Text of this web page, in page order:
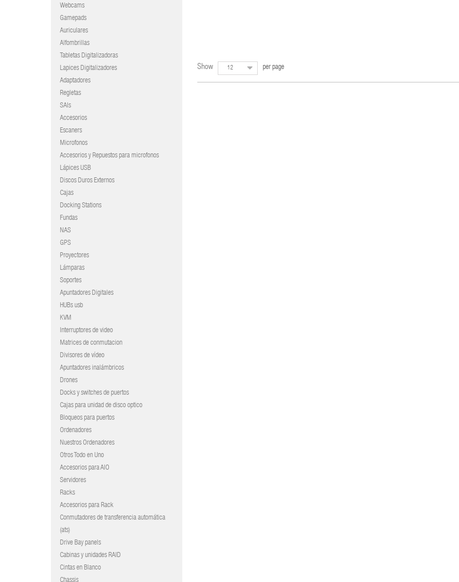
Webcams
Gamepads
Auriculares
Alfombrillas
Tabletas Digitalizadoras
Lapices Digitalizadores
Adaptadores
Regletas
SAIs
Accesorios
Escaners
Microfonos
Accesorios y Repuestos para microfonos
Lápices USB
Discos Duros Externos
Cajas
Docking Stations
Fundas
NAS
GPS
Proyectores
Lámparas
Soportes
Apuntadores Digitales
HUBs usb
KVM
Interruptores de video
Matrices de conmutacion
Divisores de vídeo
Apuntadores inalámbricos
Drones
Docks y switches de puertos
Cajas para unidad de disco optico
Bloqueos para puertos
Ordenadores
Nuestros Ordenadores
Otros Todo en Uno
Accesorios para AIO
Servidores
Racks
Accesorios para Rack
Conmutadores de transferencia automática
(ats)
Drive Bay panels
Cabinas y unidades RAID
Cintas en Blanco
Chassis
Show 12 per page